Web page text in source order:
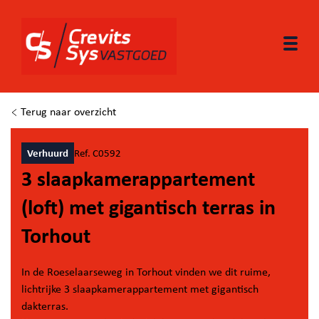
Terug naar overzicht
Verhuurd Ref. C0592
3 slaapkamerappartement
(loft) met gigantisch terras in
Torhout
In de Roeselaarseweg in Torhout vinden we dit ruime,
lichtrijke 3 slaapkamerappartement met gigantisch
dakterras.